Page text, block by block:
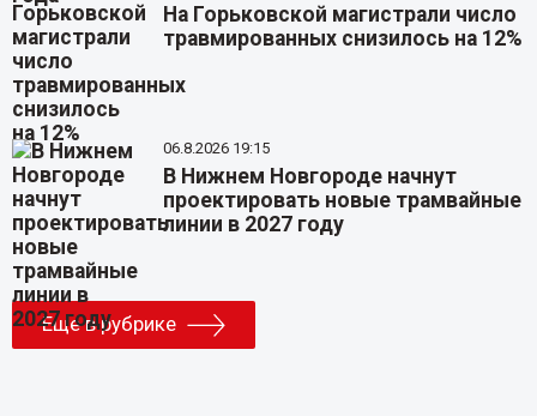
На Горьковской магистрали число
травмированных снизилось на 12%
06.8.2026 19:15
В Нижнем Новгороде начнут
проектировать новые трамвайные
линии в 2027 году
Еще в рубрике